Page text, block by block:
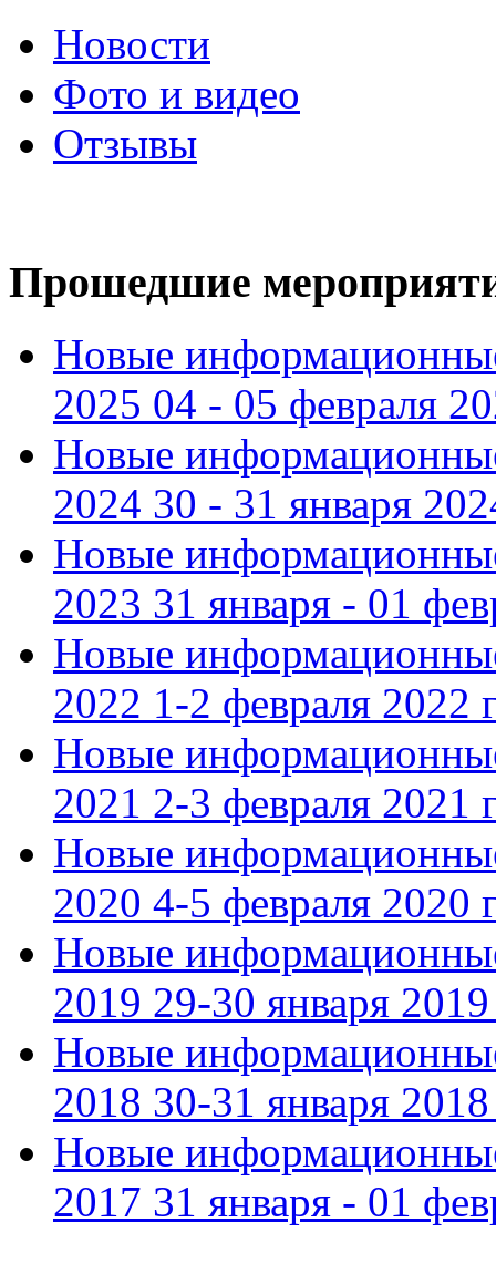
Новости
Фото и видео
Отзывы
Прошедшие
Новые
2025 04 - 05 февраля
Новые
2024 30 - 31 января
Новые
2023 31 января - 01
Новые
2022 1-2 февраля 2022
Новые
2021 2-3 февраля 2021
Новые
2020 4-5 февраля 2020
Новые
2019 29-30 января 2019
Новые
2018 30-31 января 2018
Новые
2017 31 января - 01